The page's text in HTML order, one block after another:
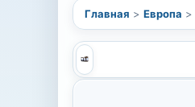
Главная > Европа >